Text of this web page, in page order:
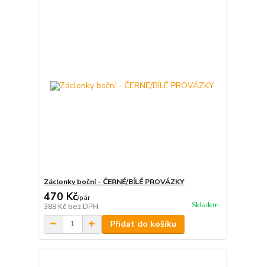
Záclonky boční - ČERNÉ/BÍLÉ PROVÁZKY
470 Kč/pár
388 Kč bez DPH Skladem
Přidat do košíku